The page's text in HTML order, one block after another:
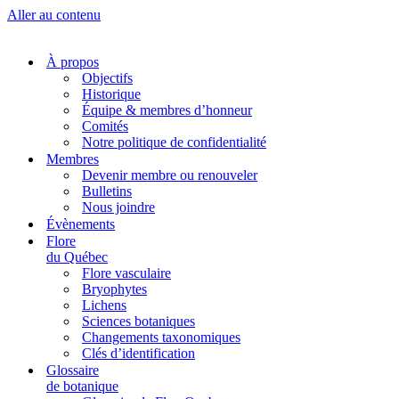
Aller au contenu
À propos
Objectifs
Historique
Équipe & membres d’honneur
Comités
Notre politique de confidentialité
Membres
Devenir membre ou renouveler
Bulletins
Nous joindre
Évènements
Flore
du Québec
Flore vasculaire
Bryophytes
Lichens
Sciences botaniques
Changements taxonomiques
Clés d’identification
Glossaire
de botanique